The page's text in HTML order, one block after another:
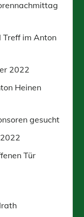
Treff im Anton
2022
Heinen
gesucht
Tür